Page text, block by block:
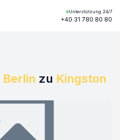
Unterstützung 24/7
+40 31 780 80 80
Berlin zu Kingston